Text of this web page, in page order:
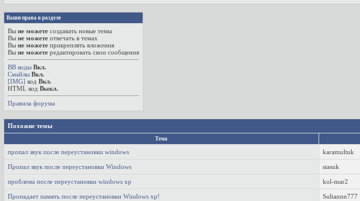
Ваши права в разделе
Вы не можете создавать новые темы
Вы не можете отвечать в темах
Вы не можете прикреплять вложения
Вы не можете редактировать свои сообщения
BB коды Вкл.
Смайлы Вкл.
[IMG] код Вкл.
HTML код Выкл.
Правила форума
Похожие темы
Тема
пропал звук после переустановки windows karamultuk
Пропал звук после переустановки Windows stasuk
проблема после переустановки windows xp kol-mar2
Пропадает память после переустановки Windows xp! Sultannn777